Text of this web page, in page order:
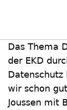
Das Thema
der EKD
wir schon
Joussen mit